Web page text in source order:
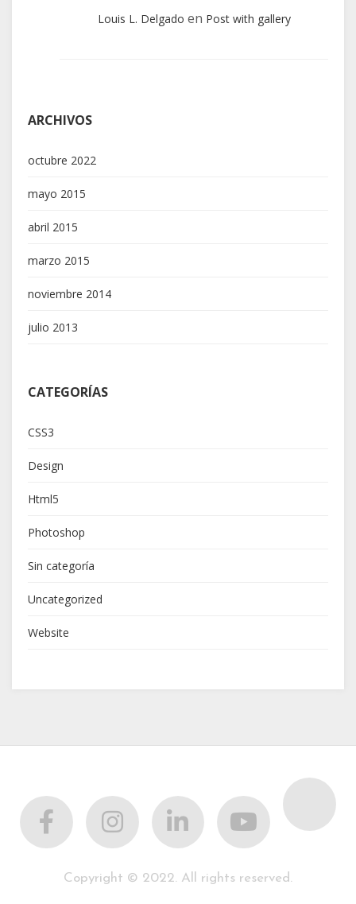
Louis L. Delgado en Post with gallery
ARCHIVOS
octubre 2022
mayo 2015
abril 2015
marzo 2015
noviembre 2014
julio 2013
CATEGORÍAS
CSS3
Design
Html5
Photoshop
Sin categoría
Uncategorized
Website
Copyright © 2022. All rights reserved.